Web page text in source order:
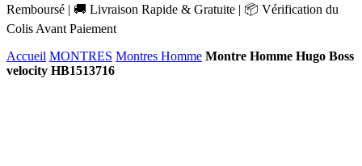
Remboursé | 🚚 Livraison Rapide & Gratuite | 📦 Vérification du
Colis Avant Paiement
Accueil MONTRES Montres Homme Montre Homme Hugo Boss
velocity HB1513716